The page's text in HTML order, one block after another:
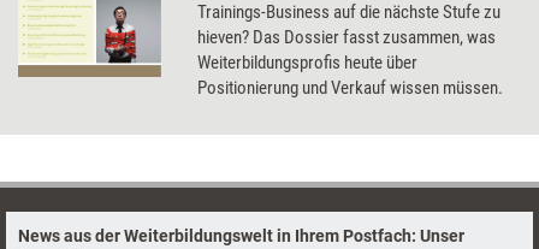
Trainings-Business auf die nächste Stufe zu
hieven? Das Dossier fasst zusammen, was
Weiterbildungsprofis heute über
Positionierung und Verkauf wissen müssen.
News aus der Weiterbildungswelt in Ihrem Postfach: Unser